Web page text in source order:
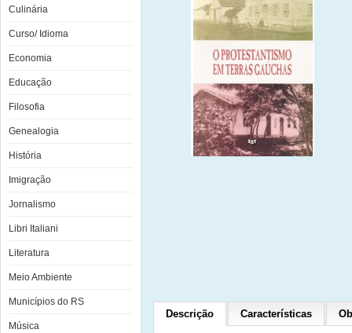
Culinária
Curso/ Idioma
Economia
Educação
Filosofia
Genealogia
História
Imigração
Jornalismo
Libri Italiani
Literatura
Meio Ambiente
Municípios do RS
Música
Descrição Características